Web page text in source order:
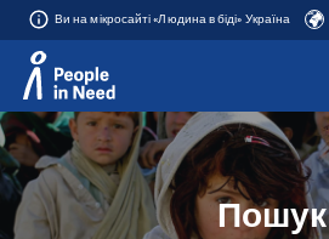
Přeskočit na obsah
Ви на мікросайті «Людина в біді» Україна
Пошук